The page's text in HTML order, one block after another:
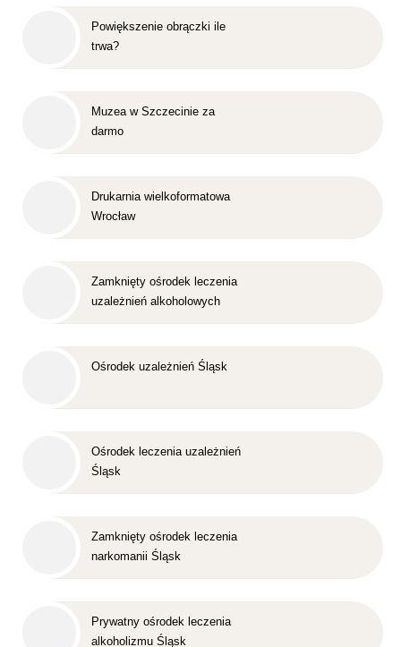
Powiększenie obrączki ile
trwa?
Muzea w Szczecinie za
darmo
Drukarnia wielkoformatowa
Wrocław
Zamknięty ośrodek leczenia
uzależnień alkoholowych
Ośrodek uzależnień Śląsk
Ośrodek leczenia uzależnień
Śląsk
Zamknięty ośrodek leczenia
narkomanii Śląsk
Prywatny ośrodek leczenia
alkoholizmu Śląsk